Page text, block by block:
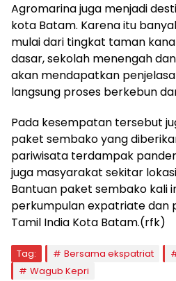
Agromarina juga menjadi
kota Batam. Karena itu
mulai dari tingkat taman
dasar, sekolah menengah
akan mendapatkan
langsung proses berkebun
Pada kesempatan tersebut
paket sembako yang
pariwisata terdampak
juga masyarakat sekitar
Bantuan paket sembako kali
perkumpulan expatriate dan
Tamil India Kota Batam.(rfk)
Tag: Bersama ekspatriat
Wagub Kepri